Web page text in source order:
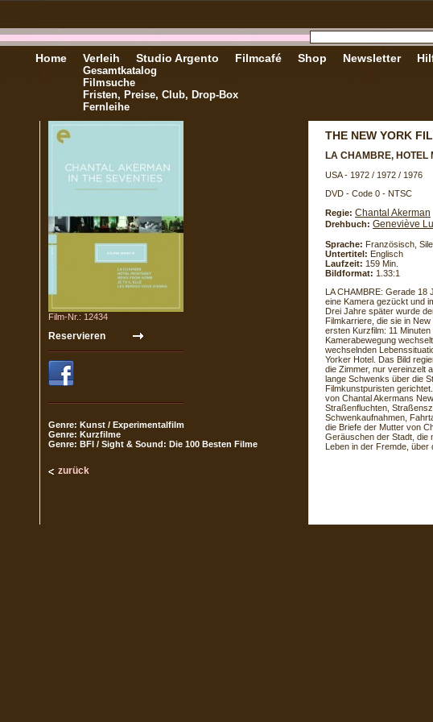
Home Verleih
Gesamtkatalog
Filmsuche
Fristen, Preise, Club, Drop-Box
Fernleihe
Studio Argento Filmcafé Shop Newsletter
Film-Nr.: 12434
Genre: Kunst / Experimentalfilm
Genre: Kurzfilme
Genre: BFI / Sight & Sound: Die 100 Besten Filme
zurück
THE NEW YORK
LA CHAMBRE, HOTEL
USA - 1972 / 1972 / 1976
DVD - Code 0 - NTSC
Regie: Chantal Akerman
Drehbuch: Geneviève
Sprache: Französisch,
Untertitel: Englisch
Laufzeit: 159 Min.
Bildformat: 1.33:1
LA CHAMBRE: Gerade 18
eine Kamera gezückt und
Drei Jahre später wurde
Filmkarriere, die sie in
ersten Kurzfilm: 11
Kamerabewegung
wechselnden
Yorker Hotel. Das Bild
die Zimmer, nur vereinzelt
lange Schwenks über die
Filmkunstpuristen
von Chantal Akermans
Straßenfluchten,
Schwenkaufnahmen,
die Briefe der Mutter von
Geräuschen der Stadt, die
Leben in der Fremde, über